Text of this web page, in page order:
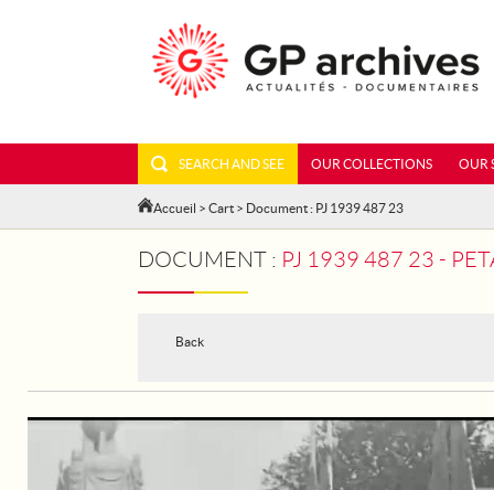
SEARCH AND SEE OUR COLLECTIONS OUR
Accueil > Cart > Document : PJ 1939 487 23
DOCUMENT : PJ 1939 487 23 -
Back